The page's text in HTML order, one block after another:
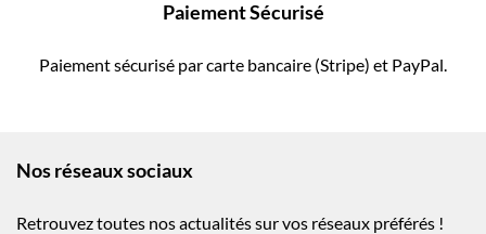
Paiement Sécurisé
Paiement sécurisé par carte bancaire (Stripe) et PayPal.
Nos réseaux sociaux
Retrouvez toutes nos actualités sur vos réseaux préférés !